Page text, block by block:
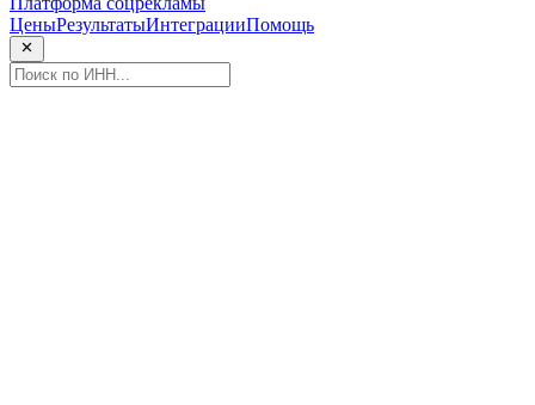
ЦеныРезультатыИнтеграцииПомощь